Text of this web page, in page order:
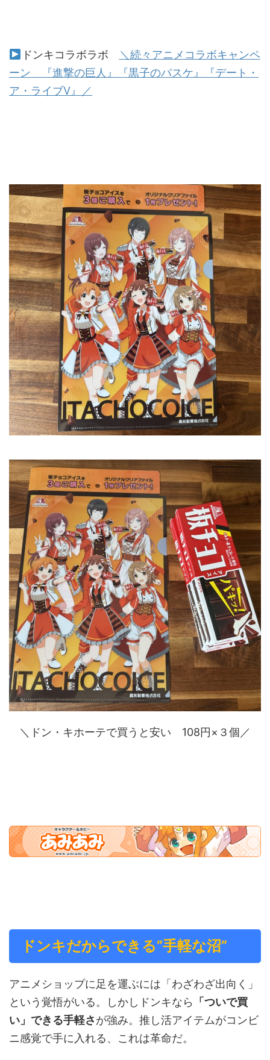
ドンキコラボラボ
＼続々アニメコラボキャンペ
ーン 『進撃の巨人』『黒子のバスケ』『デート・
ア・ライブV』／
＼ドン・キホーテで買うと安い 108円×３個／
ドンキだからできる”手軽な沼”
アニメショップに足を運ぶには「わざわざ出向く」
という覚悟がいる。しかしドンキなら
「ついで買
い」できる手軽さが強み。推し活アイテムがコンビ
ニ感覚で手に入れる、これは革命だ。